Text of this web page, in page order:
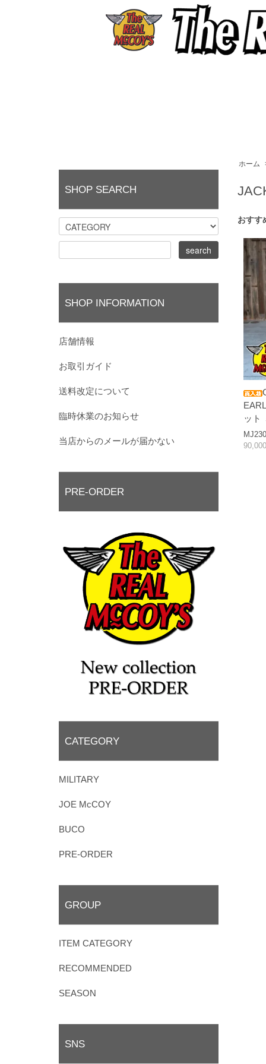
ホーム
おすす
ット
SHOP SEARCH
SHOP INFORMATION
店舗情報
お取引ガイド
送料改定について
臨時休業のお知らせ
当店からのメールが届かない
PRE-ORDER
CATEGORY
MILITARY
JOE McCOY
BUCO
PRE-ORDER
GROUP
ITEM CATEGORY
RECOMMENDED
SEASON
SNS